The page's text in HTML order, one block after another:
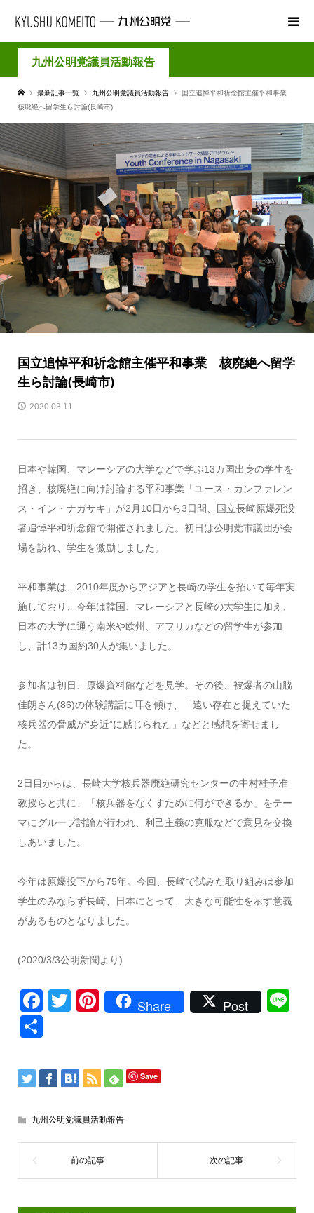
九州公明党議員活動報告
最新記事一覧 九州公明党議員活動報告
国立追悼平和祈念館主催平和事業
核廃絶へ留学生ら討論(長崎市)
国立追悼平和祈念館主催平和事業 核廃絶へ留学
生ら討論(長崎市)
2020.03.11
日本や韓国、マレーシアの大学などで学ぶ13カ国出身の学生を
招き、核廃絶に向け討論する平和事業「ユース・カンファレン
ス・イン・ナガサキ」が2月10日から3日間、国立長崎原爆死没
者追悼平和祈念館で開催されました。初日は公明党市議団が会
場を訪れ、学生を激励しました。
平和事業は、2010年度からアジアと長崎の学生を招いて毎年実
施しており、今年は韓国、マレーシアと長崎の大学生に加え、
日本の大学に通う南米や欧州、アフリカなどの留学生が参加
し、計13カ国約30人が集いました。
参加者は初日、原爆資料館などを見学。その後、被爆者の山脇
佳朗さん(86)の体験講話に耳を傾け、「遠い存在と捉えていた
核兵器の脅威が“身近”に感じられた」などと感想を寄せまし
た。
2日目からは、長崎大学核兵器廃絶研究センターの中村桂子准
教授らと共に、「核兵器をなくすために何ができるか」をテー
マにグループ討論が行われ、利己主義の克服などで意見を交換
しあいました。
今年は原爆投下から75年。今回、長崎で試みた取り組みは参加
学生のみならず長崎、日本にとって、大きな可能性を示す意義
があるものとなりました。
(2020/3/3公明新聞より)
Facebook
TwitterPinterest
Share Post
Save
九州公明党議員活動報告